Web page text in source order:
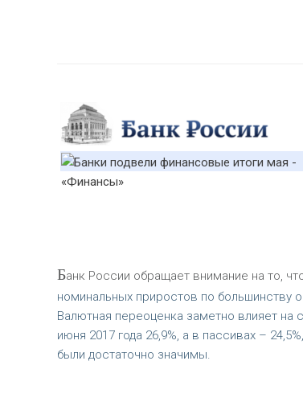
Банк России обращает внимание на то,
номинальных приростов по большинству
Валютная переоценка заметно влияет на
июня 2017 года 26,9%, а в пассивах –
были достаточно значимы.